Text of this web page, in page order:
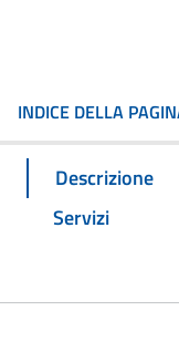
INDICE DELLA
Descrizione
Servizi